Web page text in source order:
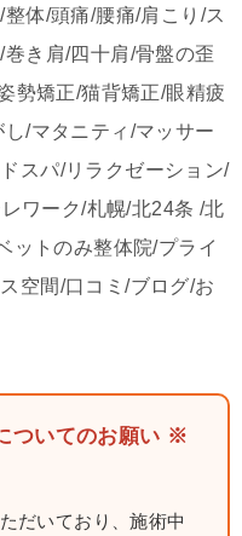
体/頭痛/腰痛/肩こり/ス
き肩/四十肩/骨盤の歪
勢矯正/猫背矯正/眼精疲
/マタニティ/マッサー
スパ/リラクゼーション/
ワーク/札幌/北24条 /北
ットのみ整体院/プライ
空間/口コミ/ブログ/お
ついてのお願い ※
だいており、施術中